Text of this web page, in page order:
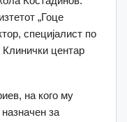
„Гоце
специјалист по
центар
на кого му
за